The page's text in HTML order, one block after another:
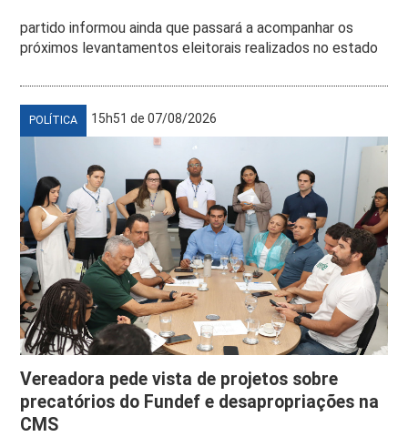
partido informou ainda que passará a acompanhar os
próximos levantamentos eleitorais realizados no estado
POLÍTICA 15h51 de 07/08/2026
Vereadora pede vista de projetos sobre
precatórios do Fundef e desapropriações na
CMS